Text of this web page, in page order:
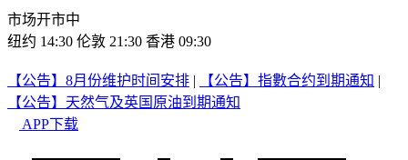
市场开市中
纽约 14:30 伦敦 21:30 香港 09:30
【公告】8月份维护时间安排 | 【公告】指數合约到期通知 |
【公告】天然气及英国原油到期通知
APP下载